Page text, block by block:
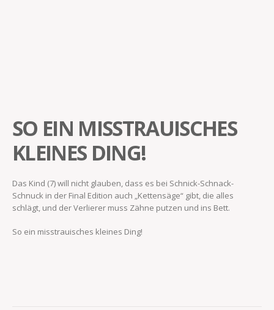
SO EIN MISSTRAUISCHES
KLEINES DING!
Das Kind (7) will nicht glauben, dass es bei Schnick-Schnack-
Schnuck in der Final Edition auch „Kettensäge“ gibt, die alles
schlägt, und der Verlierer muss Zähne putzen und ins Bett.
So ein misstrauisches kleines Ding!